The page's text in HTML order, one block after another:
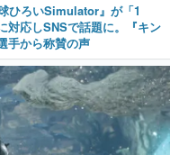
ひろいSimulator』が「1
対応しSNSで話題に。『キン
手から称賛の声